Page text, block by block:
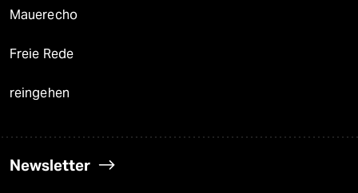
Mauerecho
Freie Rede
reingehen
Newsletter